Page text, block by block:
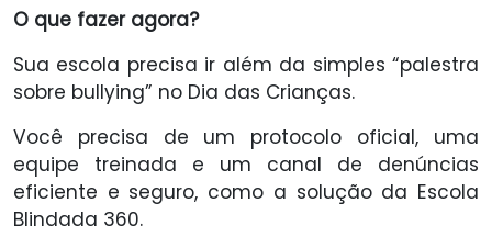
O que fazer agora?
Sua escola precisa ir além da simples “palestra
sobre bullying” no Dia das Crianças.
Você precisa de um protocolo oficial, uma
equipe treinada e um canal de denúncias
eficiente e seguro, como a solução da Escola
Blindada 360.